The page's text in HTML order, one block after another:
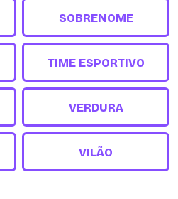
SOBRENOME
TIME ESPORTIVO
VERDURA
VILÃO